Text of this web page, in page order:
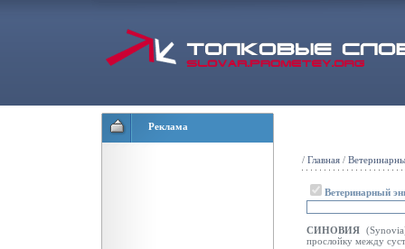
Реклама
/ Главная /
Ветеринарный
СИНОВИЯ
прослойку между